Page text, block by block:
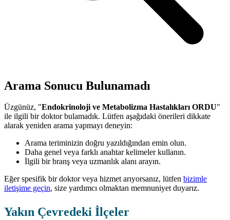
Arama Sonucu Bulunamadı
Üzgünüz, "Endokrinoloji ve Metabolizma Hastalıkları ORDU"
ile ilgili bir doktor bulamadık. Lütfen aşağıdaki önerileri dikkate
alarak yeniden arama yapmayı deneyin:
Arama teriminizin doğru yazıldığından emin olun.
Daha genel veya farklı anahtar kelimeler kullanın.
İlgili bir branş veya uzmanlık alanı arayın.
Eğer spesifik bir doktor veya hizmet arıyorsanız, lütfen bizimle
iletişime geçin, size yardımcı olmaktan memnuniyet duyarız.
Yakın Çevredeki İlçeler